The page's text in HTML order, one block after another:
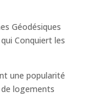
Géodésiques
Conquiert les
une popularité
logements